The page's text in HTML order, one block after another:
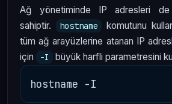
Ağ yönetiminde IP adresleri
sahiptir.
hostname
komutunu
tüm ağ arayüzlerine atanan IP
için
-I büyük harfli parametresini